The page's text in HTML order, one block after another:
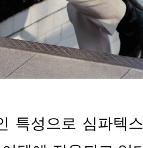
특성으로 심파텍